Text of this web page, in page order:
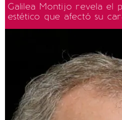
Galilea Montijo revela el
estético que afectó su